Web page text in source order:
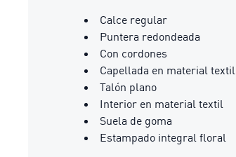
Calce regular
Puntera redondeada
Con cordones
Capellada en material textil
Talón plano
Interior en material textil
Suela de goma
Estampado integral floral